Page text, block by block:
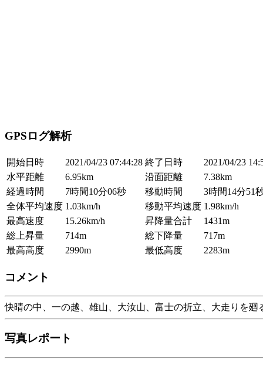
GPSログ解析
開始日時 2021/04/23 07:44:28 終了日時
2021/04/23
水平距離
6.95km 沿面距離
7.38km
経過時間
7時間10分06秒 移動時間
3時間14分51
全体平均速度 1.03km/h 移動平均速度 1.98km/h
最高速度
15.26km/h 昇降量合計
1431m
総上昇量
714m 総下降量
717m
最高高度
2990m 最低高度 2283m
コメント
快晴の中、一の越、雄山、大汝山、富士の折立、大走りを廻
写真レポート